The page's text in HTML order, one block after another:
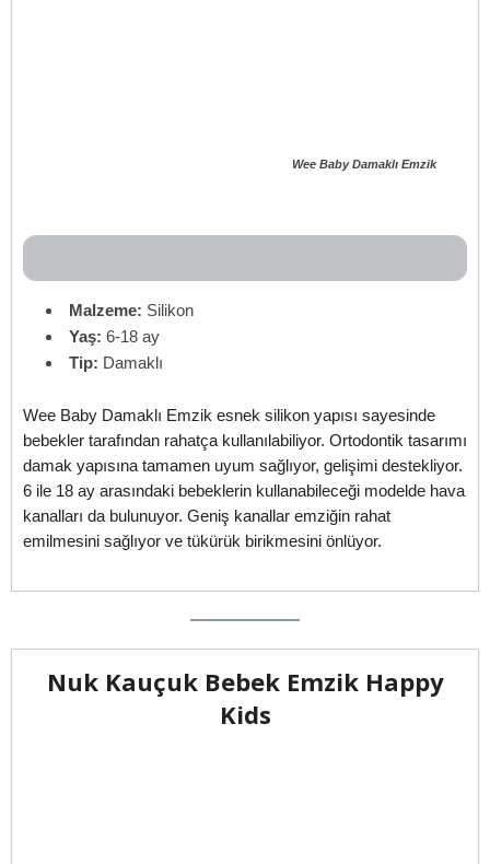
Wee Baby Damaklı Emzik
Malzeme: Silikon
Yaş: 6-18 ay
Tip: Damaklı
Wee Baby Damaklı Emzik esnek silikon yapısı sayesinde
bebekler tarafından rahatça kullanılabiliyor. Ortodontik tasarımı
damak yapısına tamamen uyum sağlıyor, gelişimi destekliyor.
6 ile 18 ay arasındaki bebeklerin kullanabileceği modelde hava
kanalları da bulunuyor. Geniş kanallar emziğin rahat
emilmesini sağlıyor ve tükürük birikmesini önlüyor.
Nuk Kauçuk Bebek Emzik Happy
Kids